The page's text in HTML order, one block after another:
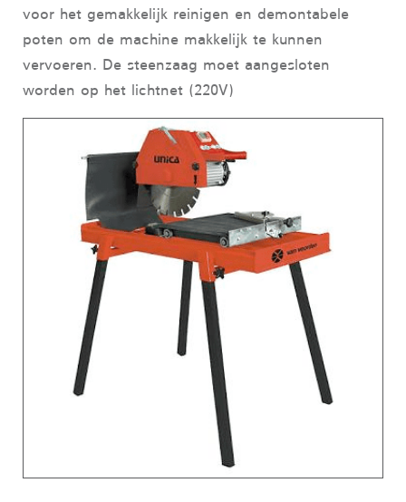
voor het gemakkelijk reinigen en demontabele
poten om de machine makkelijk te kunnen
vervoeren. De steenzaag moet aangesloten
worden op het lichtnet (220V)